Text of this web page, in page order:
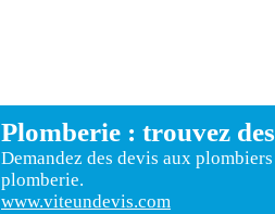
Plomberie : trouvez des
Demandez des devis aux plombiers
plomberie.
www.viteundevis.com